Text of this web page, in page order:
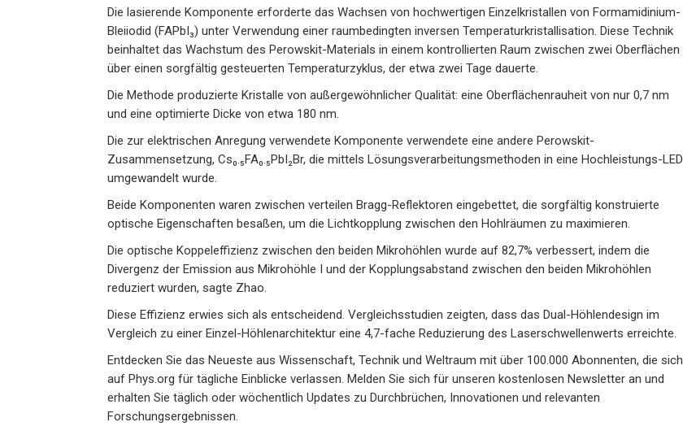
Die lasierende Komponente erforderte das Wachsen von hochwertigen Einzelkristallen von Formamidinium-
Bleiiodid (FAPbI₃) unter Verwendung einer raumbedingten inversen Temperaturkristallisation. Diese Technik
beinhaltet das Wachstum des Perowskit-Materials in einem kontrollierten Raum zwischen zwei Oberflächen
über einen sorgfältig gesteuerten Temperaturzyklus, der etwa zwei Tage dauerte.
Die Methode produzierte Kristalle von außergewöhnlicher Qualität: eine Oberflächenrauheit von nur 0,7 nm
und eine optimierte Dicke von etwa 180 nm.
Die zur elektrischen Anregung verwendete Komponente verwendete eine andere Perowskit-
Zusammensetzung, Cs₀.₅FA₀.₅PbI₂Br, die mittels Lösungsverarbeitungsmethoden in eine Hochleistungs-LED
umgewandelt wurde.
Beide Komponenten waren zwischen verteilen Bragg-Reflektoren eingebettet, die sorgfältig konstruierte
optische Eigenschaften besaßen, um die Lichtkopplung zwischen den Hohlräumen zu maximieren.
Die optische Koppeleffizienz zwischen den beiden Mikrohöhlen wurde auf 82,7% verbessert, indem die
Divergenz der Emission aus Mikrohöhle I und der Kopplungsabstand zwischen den beiden Mikrohöhlen
reduziert wurden, sagte Zhao.
Diese Effizienz erwies sich als entscheidend. Vergleichsstudien zeigten, dass das Dual-Höhlendesign im
Vergleich zu einer Einzel-Höhlenarchitektur eine 4,7-fache Reduzierung des Laserschwellenwerts erreichte.
Entdecken Sie das Neueste aus Wissenschaft, Technik und Weltraum mit über 100.000 Abonnenten, die sich
auf Phys.org für tägliche Einblicke verlassen. Melden Sie sich für unseren kostenlosen Newsletter an und
erhalten Sie täglich oder wöchentlich Updates zu Durchbrüchen, Innovationen und relevanten
Forschungsergebnissen.